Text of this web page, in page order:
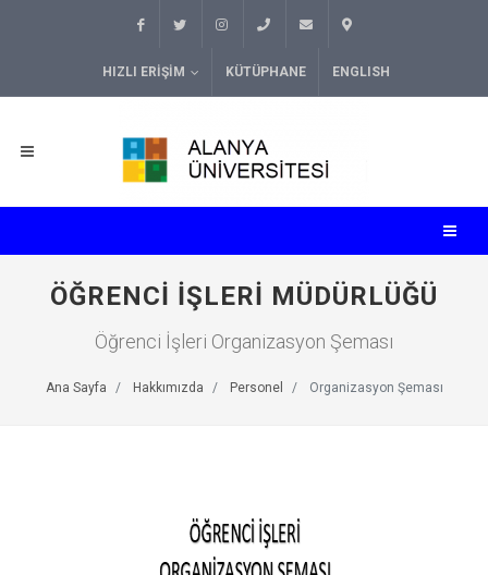
HIZLI ERIŞIM KÜTÜPHANE ENGLISH
ÖĞRENCI İŞLERI MÜDÜRLÜĞÜ
Öğrenci İşleri Organizasyon Şeması
Ana Sayfa Hakkımızda Personel Organizasyon Şeması